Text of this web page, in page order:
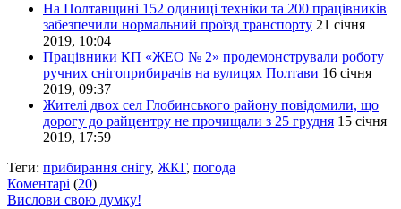
На Полтавщині 152 одиниці техніки та 200 працівників
забезпечили нормальний проїзд транспорту 21 січня
2019, 10:04
Працівники КП «ЖЕО № 2» продемонстрували роботу
ручних снігоприбирачів на вулицях Полтави 16 січня
2019, 09:37
Жителі двох сел Глобинського району повідомили, що
дорогу до райцентру не прочищали з 25 грудня 15 січня
2019, 17:59
Теги: прибирання снігу, ЖКГ, погода
Коментарі (20)
Вислови свою думку!